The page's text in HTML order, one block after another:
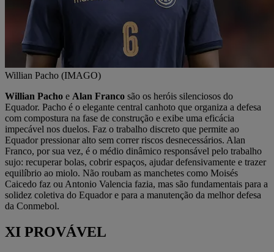
Willian Pacho (IMAGO)
Willian Pacho e Alan Franco são os heróis silenciosos do
Equador. Pacho é o elegante central canhoto que organiza a defesa
com compostura na fase de construção e exibe uma eficácia
impecável nos duelos. Faz o trabalho discreto que permite ao
Equador pressionar alto sem correr riscos desnecessários. Alan
Franco, por sua vez, é o médio dinâmico responsável pelo trabalho
sujo: recuperar bolas, cobrir espaços, ajudar defensivamente e trazer
equilíbrio ao miolo. Não roubam as manchetes como Moisés
Caicedo faz ou Antonio Valencia fazia, mas são fundamentais para a
solidez coletiva do Equador e para a manutenção da melhor defesa
da Conmebol.
XI PROVÁVEL